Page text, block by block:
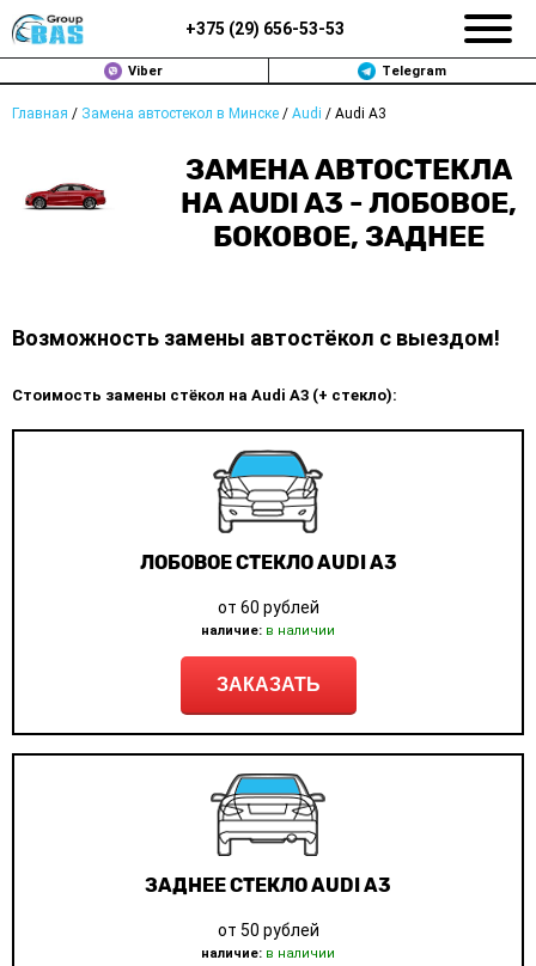
+375 (29) 656-53-53
Viber Telegram
Главная / Замена автостекол в Минске / Audi / Audi A3
ЗАМЕНА АВТОСТЕКЛА
НА AUDI A3 - ЛОБОВОЕ,
БОКОВОЕ, ЗАДНЕЕ
Возможность замены автостёкол с выездом!
Стоимость замены стёкол на Audi A3 (+ стекло):
ЛОБОВОЕ СТЕКЛО AUDI A3
от 60 рублей
наличие: в наличии
ЗАКАЗАТЬ
ЗАДНЕЕ СТЕКЛО AUDI A3
от 50 рублей
наличие: в наличии
ЗАМЕНА АВТОСТЕКОЛ В МИНСКЕ
ПРОДАЖА АВТОСТЁКОЛ
ВОПРОС-ОТВЕТ
КОНТАКТЫ
ПОЛИТИКА КОНФИДЕНЦИАЛЬНОСТИ